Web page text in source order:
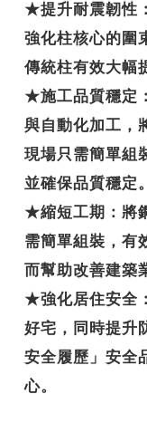
★提升耐震韌性
強化柱核心的圍
傳統柱有效大幅
★施工品質穩定
與自動化加工，
現場只需簡單組
並確保品質穩定。
★縮短工期 ：將
需簡單組裝，有
而幫助改善建築
★強化居住安全
好宅，同時提升
安全履歷」安全
心。